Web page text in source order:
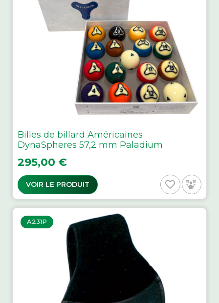
Billes de billard Américaines
DynaSpheres 57,2 mm Paladium
Prix
295,00 €
VOIR LE PRODUIT favorite_border
A231P